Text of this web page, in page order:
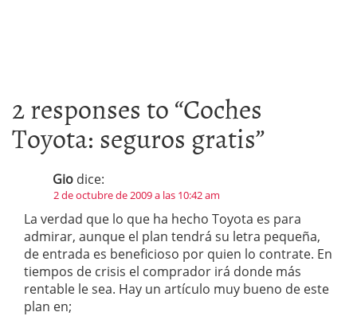
2 responses to “Coches
Toyota: seguros gratis”
Gio dice:
2 de octubre de 2009 a las 10:42 am
La verdad que lo que ha hecho Toyota es para
admirar, aunque el plan tendrá su letra pequeña,
de entrada es beneficioso por quien lo contrate. En
tiempos de crisis el comprador irá donde más
rentable le sea. Hay un artículo muy bueno de este
plan en;